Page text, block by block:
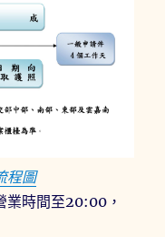
程圖
業時間至20:00，